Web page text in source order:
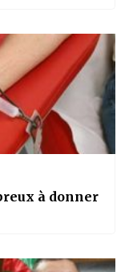
à donner